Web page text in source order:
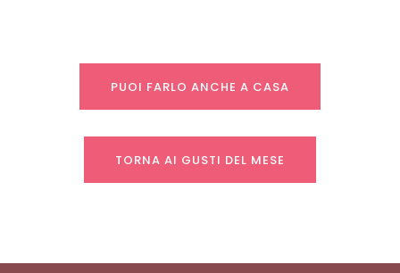
PUOI FARLO ANCHE A CASA
TORNA AI GUSTI DEL MESE